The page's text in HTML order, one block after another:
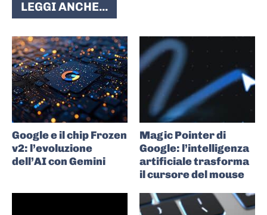
LEGGI ANCHE...
Google e il chip Frozen
v2: l’evoluzione
dell’AI con Gemini
Magic Pointer di
Google: l’intelligenza
artificiale trasforma
il cursore del mouse